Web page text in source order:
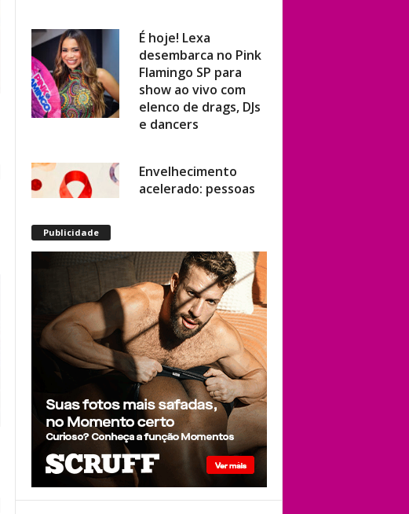
É hoje! Lexa
desembarca no Pink
Flamingo SP para
show ao vivo com
elenco de drags, DJs
e dancers
Envelhecimento
acelerado: pessoas
real, aponta
relatório
internacional
Gay de 62 anos
relembra quando,
aos 15, foi garoto de
programa por
quatro meses sem
saber: “Idiotice da
minha parte”
STF: Ministro
Publicidade